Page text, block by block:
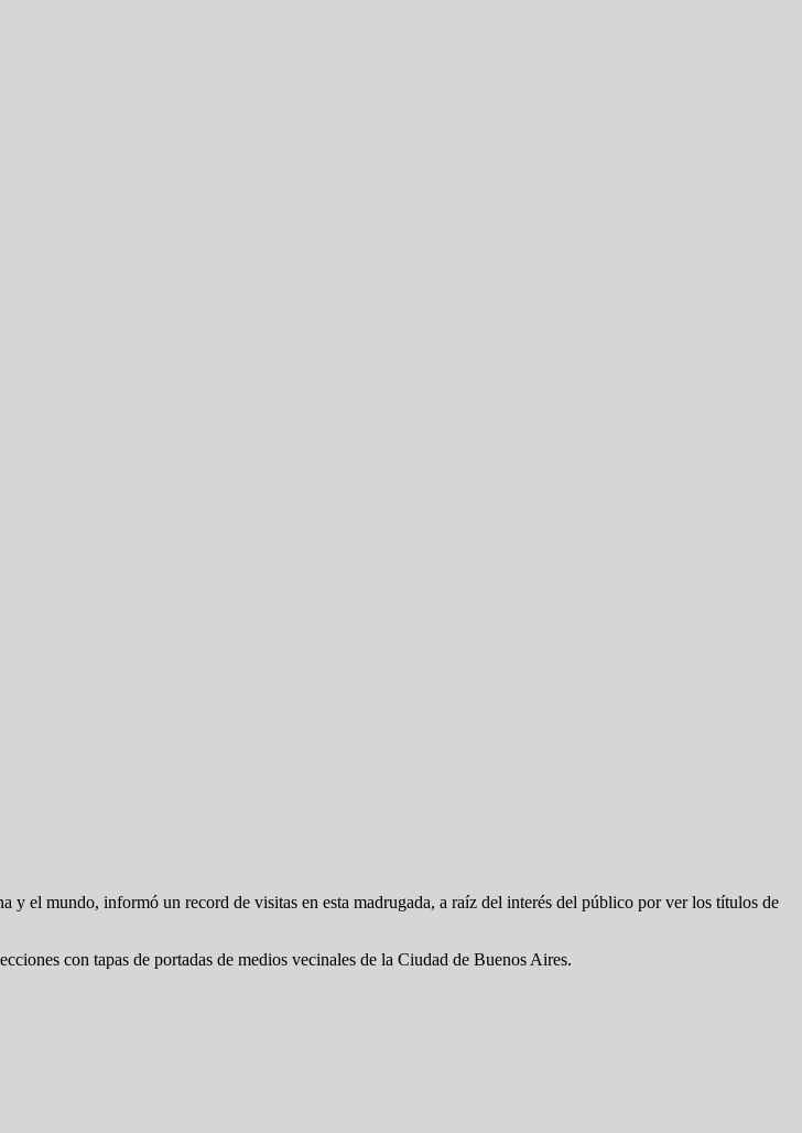
y el mundo, informó un record de visitas en esta madrugada, a raíz del interés del público por ver los títulos de
con tapas de portadas de medios vecinales de la Ciudad de Buenos Aires.